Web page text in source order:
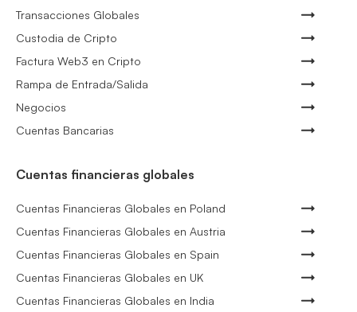
Transacciones Globales
Custodia de Cripto
Factura Web3 en Cripto
Rampa de Entrada/Salida
Negocios
Cuentas Bancarias
Cuentas financieras globales
Cuentas Financieras Globales en Poland
Cuentas Financieras Globales en Austria
Cuentas Financieras Globales en Spain
Cuentas Financieras Globales en UK
Cuentas Financieras Globales en India